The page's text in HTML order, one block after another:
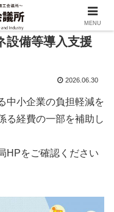
設備等導入支援
2026.06.30
中小企業の負担軽減を
る経費の一部を補助し
HPをご確認ください
MENU